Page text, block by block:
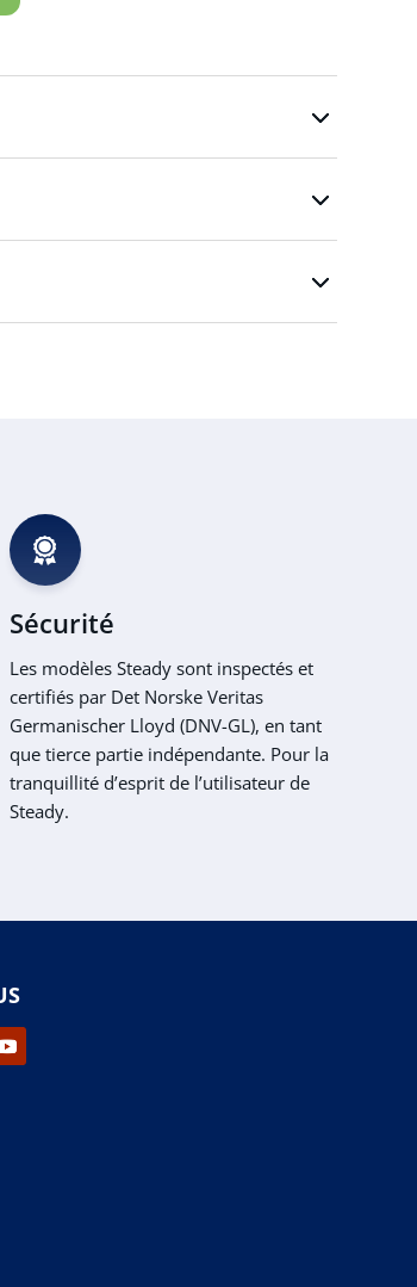
Sécurité
Les modèles Steady sont inspectés et
certifiés par Det Norske Veritas
Germanischer Lloyd (DNV-GL), en tant
que tierce partie indépendante. Pour la
tranquillité d’esprit de l’utilisateur de
Steady.